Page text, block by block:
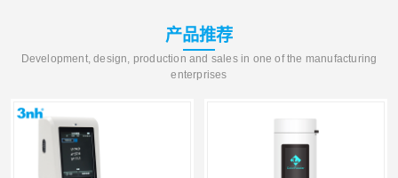
产品推荐
Development, design, production and sales in one of the manufacturing
enterprises